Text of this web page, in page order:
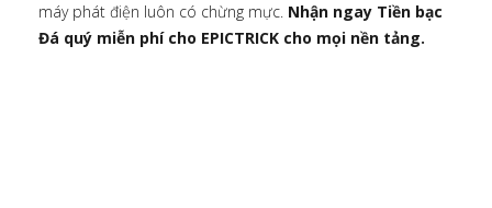
máy phát điện luôn có chừng mực. Nhận ngay Tiền bạc
Đá quý miễn phí cho EPICTRICK cho mọi nền tảng.